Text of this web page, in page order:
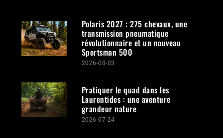
Polaris 2027 : 275 chevaux, une
transmission pneumatique
révolutionnaire et un nouveau
Sportsman 500
2026-08-03
Pratiquer le quad dans les
Laurentides : une aventure
grandeur nature
2026-07-24